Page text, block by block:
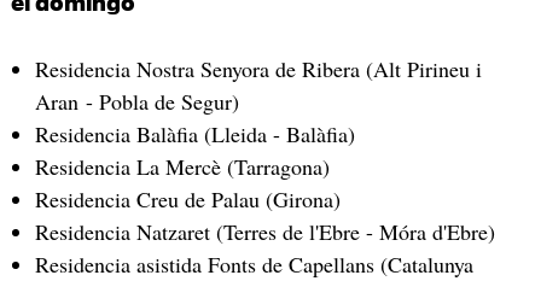
Residencia Nostra Senyora de Ribera (Alt Pirineu i
Aran - Pobla de Segur)
Residencia Balàfia (Lleida - Balàfia)
Residencia La Mercè (Tarragona)
Residencia Creu de Palau (Girona)
Residencia Natzaret (Terres de l'Ebre - Móra d'Ebre)
Residencia asistida Fonts de Capellans (Catalunya